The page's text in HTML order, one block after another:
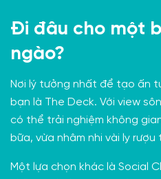
Đi đâu cho một
ngào?
Nơi lý tưởng nhất để tạo ấn
bạn là The Deck. Với view
có thể trải nghiệm không
bữa, vừa nhâm nhi vài ly
Một lựa chọn khác là Social